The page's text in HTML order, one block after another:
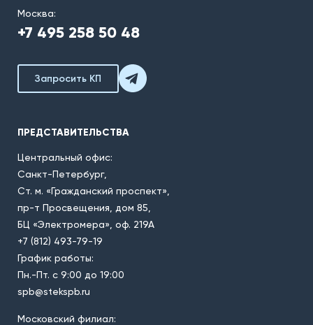
Москва:
+7 495 258 50 48
Запросить КП
ПРЕДСТАВИТЕЛЬСТВА
Центральный офис:
Санкт-Петербург,
Ст. м. «Гражданский проспект»,
пр-т Просвещения, дом 85,
БЦ «Электромера», оф. 219А
+7 (812) 493-79-19
График работы:
Пн.-Пт. с 9:00 до 19:00
spb@stekspb.ru
Московский филиал: